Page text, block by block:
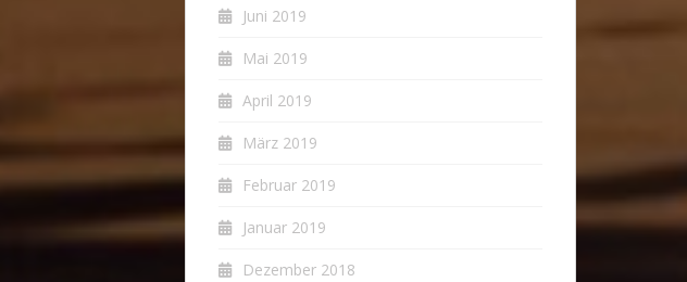
Juni 2019
Mai 2019
April 2019
März 2019
Februar 2019
Januar 2019
Dezember 2018